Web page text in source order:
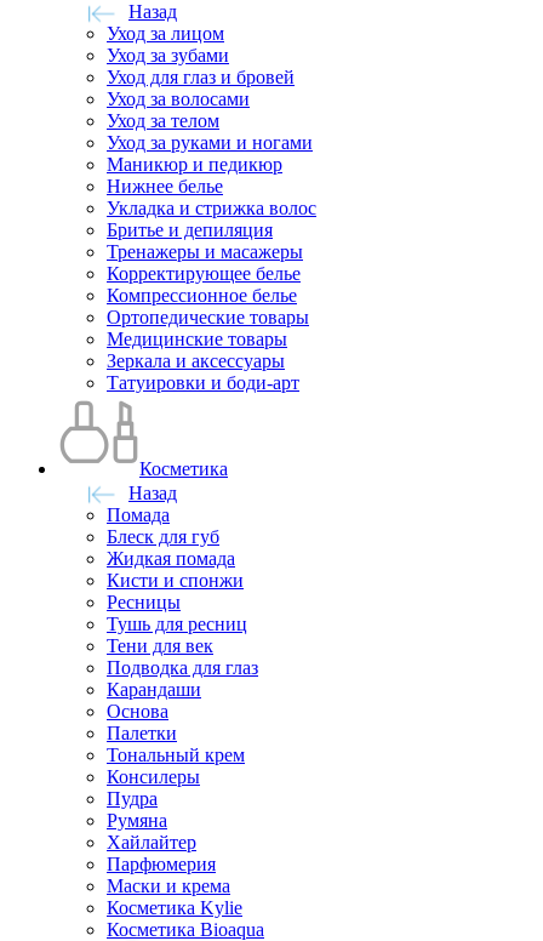
Назад
Уход за лицом
Уход за зубами
Уход для глаз и бровей
Уход за волосами
Уход за телом
Уход за руками и ногами
Маникюр и педикюр
Нижнее белье
Укладка и стрижка волос
Бритье и депиляция
Тренажеры и масажеры
Корректирующее белье
Компрессионное белье
Ортопедические товары
Медицинские товары
Зеркала и аксессуары
Татуировки и боди-арт
Косметика
Назад
Помада
Блеск для губ
Жидкая помада
Кисти и спонжи
Ресницы
Тушь для ресниц
Тени для век
Подводка для глаз
Карандаши
Основа
Палетки
Тональный крем
Консилеры
Пудра
Румяна
Хайлайтер
Парфюмерия
Маски и крема
Косметика Kylie
Косметика Bioaqua